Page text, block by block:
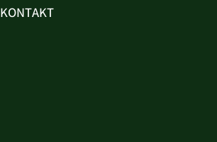
KONTAKT